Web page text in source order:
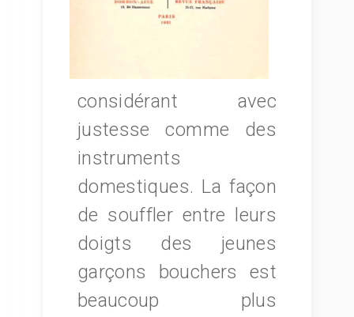
considérant avec
justesse comme des
instruments
domestiques. La façon
de souffler entre leurs
doigts des jeunes
garçons bouchers est
beaucoup plus